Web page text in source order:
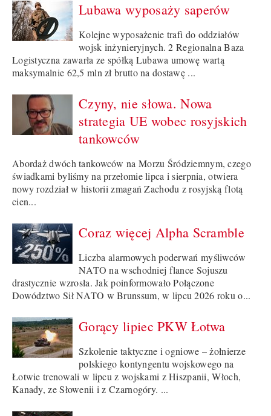
Lubawa wyposaży saperów
Kolejne wyposażenie trafi do oddziałów
wojsk inżynieryjnych. 2 Regionalna Baza
Logistyczna zawarła ze spółką Lubawa umowę wartą
maksymalnie 62,5 mln zł brutto na dostawę ...
Czyny, nie słowa. Nowa
strategia UE wobec rosyjskich
tankowców
Abordaż dwóch tankowców na Morzu Śródziemnym, czego
świadkami byliśmy na przełomie lipca i sierpnia, otwiera
nowy rozdział w historii zmagań Zachodu z rosyjską flotą
cien...
Coraz więcej Alpha Scramble
Liczba alarmowych poderwań myśliwców
NATO na wschodniej flance Sojuszu
drastycznie wzrosła. Jak poinformowało Połączone
Dowództwo Sił NATO w Brunssum, w lipcu 2026 roku o...
Gorący lipiec PKW Łotwa
Szkolenie taktyczne i ogniowe – żołnierze
polskiego kontyngentu wojskowego na
Łotwie trenowali w lipcu z wojskami z Hiszpanii, Włoch,
Kanady, ze Słowenii i z Czarnogóry. ...